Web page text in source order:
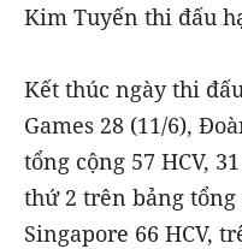
Kim Tuyến thi đấu
Kết thúc ngày thi
Games 28 (11/6),
tổng cộng 57 HCV,
thứ 2 trên bảng tổng
Singapore 66 HCV,